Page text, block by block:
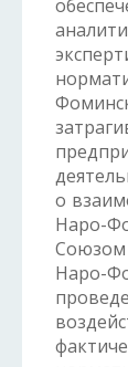
о
Наро-
Наро-